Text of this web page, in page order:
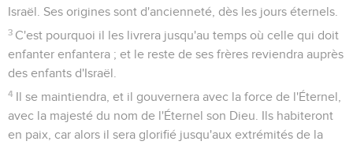
Israël. Ses origines sont d'ancienneté, dès les jours éternels.
3 C'est pourquoi il les livrera jusqu'au temps où celle qui doit
enfanter enfantera ; et le reste de ses frères reviendra auprès
des enfants d'Israël.
4 Il se maintiendra, et il gouvernera avec la force de l'Éternel,
avec la majesté du nom de l'Éternel son Dieu. Ils habiteront
en paix, car alors il sera glorifié jusqu'aux extrémités de la